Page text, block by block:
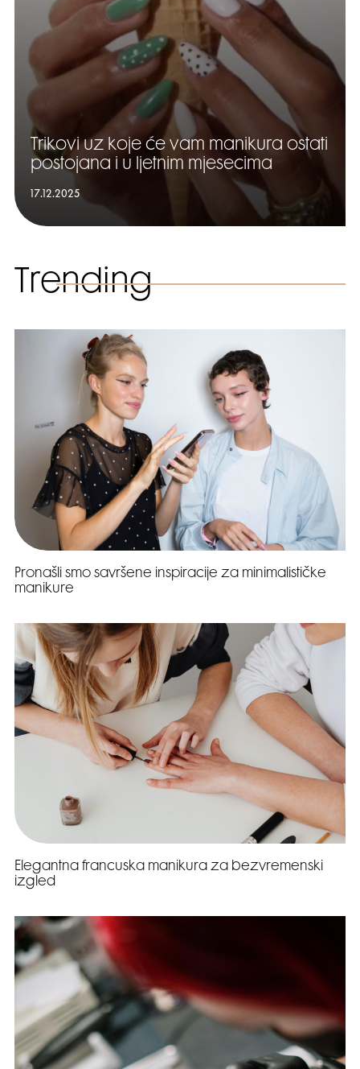
Trikovi uz koje će vam manikura ostati
postojana i u ljetnim mjesecima
17.12.2025
Trending
Pronašli smo savršene inspiracije za minimalističke
manikure
Elegantna francuska manikura za bezvremenski
izgled